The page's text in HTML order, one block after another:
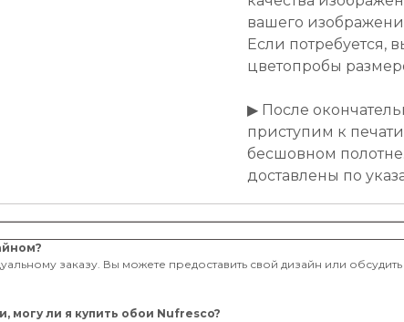
вашего
Если потребуется,
цветопробы
▶ После
приступим к
бесшовном
доставлены по
заказу. Вы можете предоставить свой дизайн или
могу ли я купить обои Nufresco?